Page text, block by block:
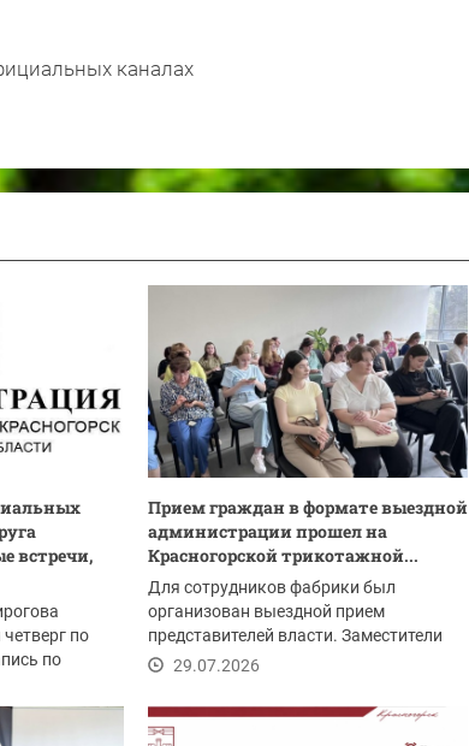
каналах
встречи,
по
по
Прием граждан в формате выездной
администрации прошел на
Красногорской трикотажной...
Для сотрудников фабрики был
организован выездной прием
представителей власти. Заместители
главы округа, руководители...
29.07.2026